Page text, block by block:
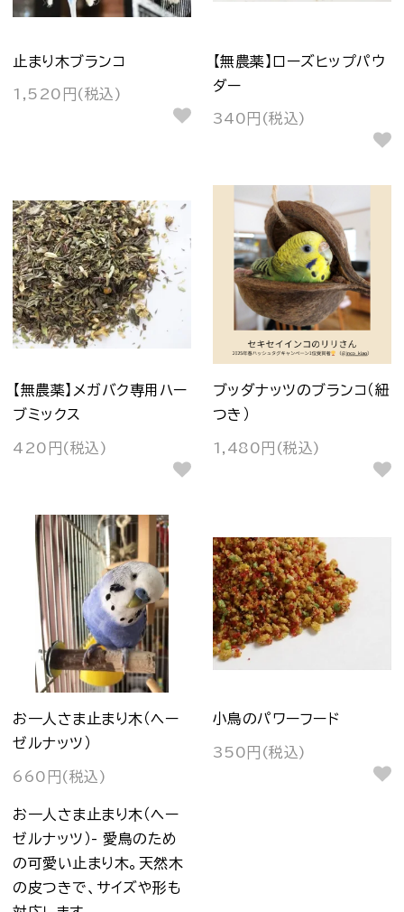
止まり木ブランコ
1,520円(税込)
【無農薬】ローズヒップパウ
ダー
340円(税込)
【無農薬】メガバク専用ハー
ブミックス
420円(税込)
ブッダナッツのブランコ（紐
つき）
1,480円(税込)
お一人さま止まり木（ヘー
ゼルナッツ）
660円(税込)
お一人さま止まり木（ヘー
ゼルナッツ）- 愛鳥のため
の可愛い止まり木。天然木
の皮つきで、サイズや形も
小鳥のパワーフード
350円(税込)